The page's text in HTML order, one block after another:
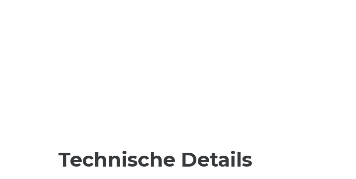
Technische Details